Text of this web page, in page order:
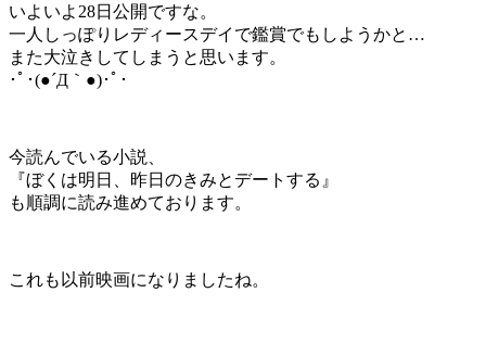
いよいよ28日公開ですな。
一人しっぽりレディースデイで鑑賞でもしようかと…
また大泣きしてしまうと思います。
･ﾟ･(●´Д｀●)･ﾟ･
今読んでいる小説、
『ぼくは明日、昨日のきみとデートする』
も順調に読み進めております。
これも以前映画になりましたね。